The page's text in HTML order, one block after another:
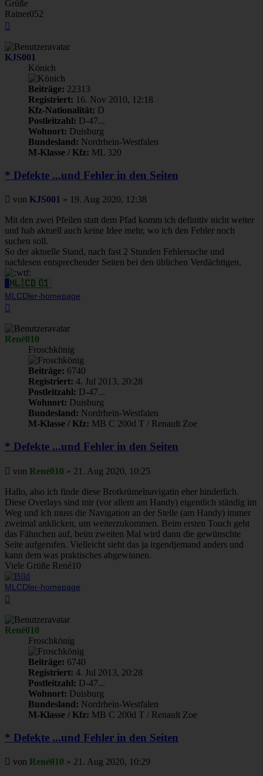
Grüße
Rainer052
KJS001
Könich
Beiträge: 22313
Registriert: 16. Nov 2010, 12:18
Kfz-Nationalität: D
Postleitzahl: D-47...
Wohnort: Duisburg
Bundesland: Nordrhein-Westfalen
M-Klasse / Kfz: ML 320
* Defekte ...und Fehler in den Seiten
Beitrag
von KJS001 » 19. Aug 2020, 12:38
Mit den zwei Pfeilen statt dem Pfad komm ich definitiv nicht weiter
und hab aktuell auch keine Idee mehr, wo ich den Fehler noch
suchen soll.
So der aktuelle Stand, nach fast 2 Stunden Fehlersuche und
nachlesen entsprechender Seiten bei den üblichen Verdächtigen.
MLCDler-homepage
René010
Froschkönig
Beiträge: 6740
Registriert: 4. Jul 2013, 20:28
Postleitzahl: D-47...
Wohnort: Duisburg
Bundesland: Nordrhein-Westfalen
M-Klasse / Kfz: MB C 200d T / Renault Zoe
* Defekte ...und Fehler in den Seiten
Beitrag
von René010 » 21. Aug 2020, 10:25
Hallo, also ich finde diese Brotkrümelnavigatin eher hinderlich.
Diese Overlays sind mir (vor allem am Handy) eigentlich ständig im
Weg und ich muss die Navigation an der Stelle (am Handy) immer
zweimal anklicken, um weiterzukommen. Beim ersten Touch geht
das Fähnchen auf, beim zweiten Mal wird dann die gewünschte
Seite aufgerufen. Vielleicht sieht das ja irgendjemand anders und
kann dem was praktisches abgewinnen.
Viele Grüße René10
MLCDler-homepage
René010
Froschkönig
Beiträge: 6740
Registriert: 4. Jul 2013, 20:28
Postleitzahl: D-47...
Wohnort: Duisburg
Bundesland: Nordrhein-Westfalen
M-Klasse / Kfz: MB C 200d T / Renault Zoe
* Defekte ...und Fehler in den Seiten
Beitrag
von René010 » 21. Aug 2020, 10:29